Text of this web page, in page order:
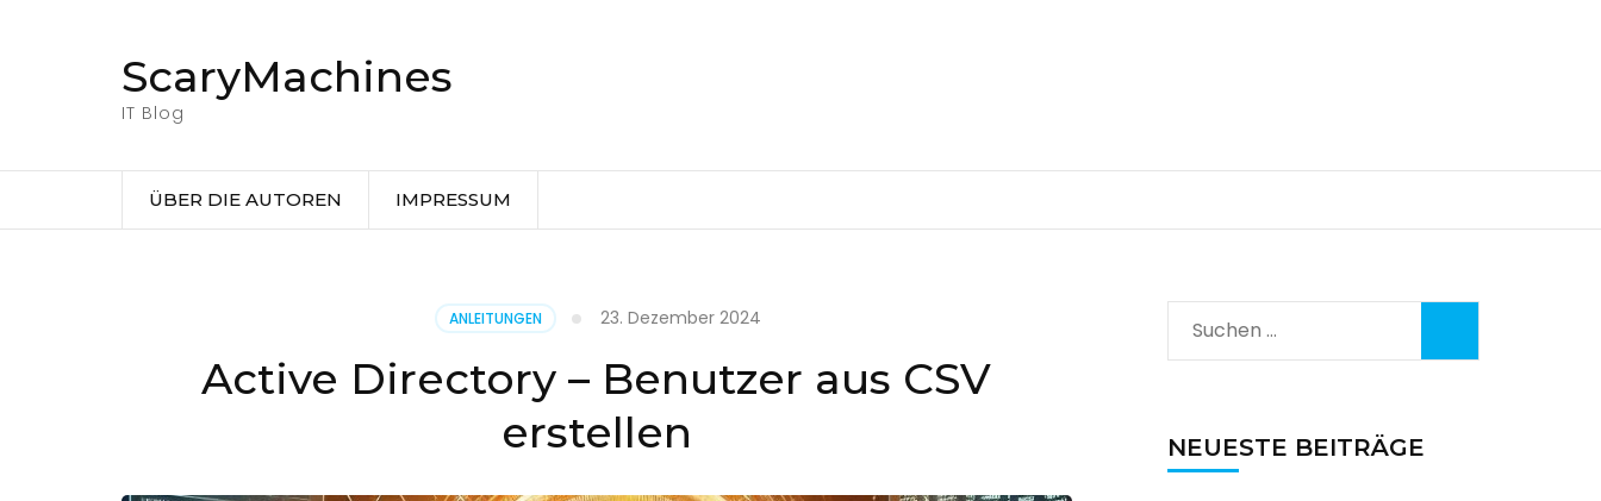
(Eingabetaste
ScaryMachines
IT Blog
ÜBER DIE AUTOREN IMPRESSUM
ANLEITUNGEN 23. Dezember 2024
Active Directory – Benutzer aus CSV
erstellen
Suchen
nach:
NEUESTE BEITRÄGE